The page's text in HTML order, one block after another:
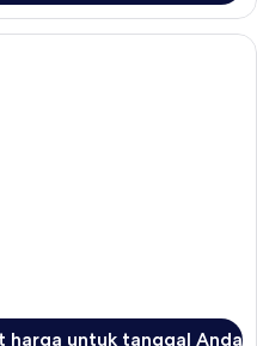
premium, minibar, brankas,
harga untuk tanggal Anda